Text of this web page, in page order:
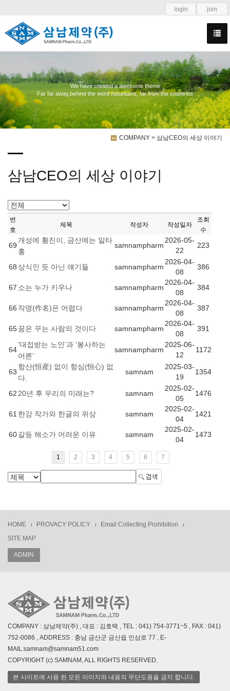
login join
We have created a awesome theme
Far far away,behind the word mountains, far from the countries
COMPANY > 삼남CEO의 세상 이야기
삼남CEO의 세상 이야기
번
호
제목 작성자 작성일자
조회
수
69
개성에 황진이, 금산에는 일타
홍
samnampharm
2026-05-
22
223
68 상식인 듯 아닌 얘기들 samnampharm
2026-04-
08
386
67 소는 누가 키우나 samnampharm
2026-04-
08
384
66 작명(作名)은 어렵다 samnampharm
2026-04-
08
387
65꿈은 꾸는 사람의 것이다 samnampharm
2026-04-
08
391
64
‘대접받는 노인’과 ‘봉사하는
어른’
samnampharm
2025-06-
12
1172
63
항산(恒産) 없이 항심(恒心) 없
다.
samnam
2025-03-
19
1354
6220년 후 우리의 미래는? samnam
2025-02-
05
1476
61 한강 작가와 한글의 위상 samnam
2025-02-
04
1421
60갈등 해소가 어려운 이유 samnam
2025-02-
04
1473
1 2 3 4 5 6 7
HOME PROVACY POLICY
Email Collecting Prohibition
SITE MAP
ADMIN
COMPANY : 삼남제약(주) , 대표 : 김호택 , TEL : 041) 754-3771~5 , FAX : 041)
752-0086 , ADDRESS : 충남 금산군 금산읍 인삼로 77 , E-
MAIL:samnam@samnam51.com
COPYRIGHT (c) SAMNAM, ALL RIGHTS RESERVED.
본 사이트에 사용 된 모든 이미지와 내용의 무단도용을 금지 합니다.